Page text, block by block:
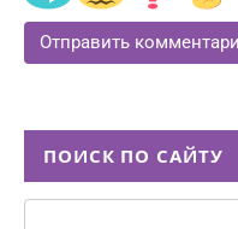
ПОИСК ПО САЙТУ
Поиск: